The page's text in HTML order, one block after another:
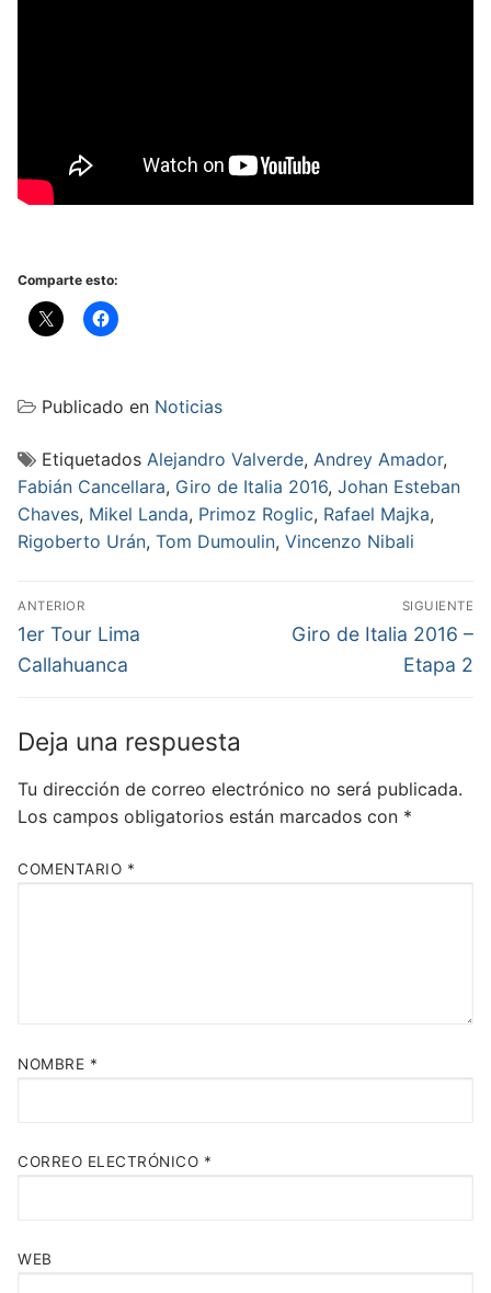
Comparte esto:
Publicado en Noticias
Etiquetados Alejandro Valverde, Andrey Amador,
Fabián Cancellara, Giro de Italia 2016, Johan Esteban
Chaves, Mikel Landa, Primoz Roglic, Rafael Majka,
Rigoberto Urán, Tom Dumoulin, Vincenzo Nibali
ANTERIOR
1er Tour Lima
Callahuanca
SIGUIENTE
Giro de Italia 2016 –
Etapa 2
Deja una respuesta
Tu dirección de correo electrónico no será publicada.
Los campos obligatorios están marcados con *
COMENTARIO *
NOMBRE *
CORREO ELECTRÓNICO *
WEB